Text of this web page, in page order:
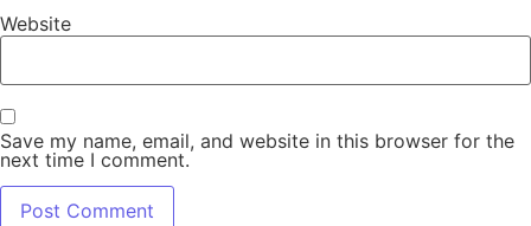
Website
Save my name, email, and website in this browser for the
next time I comment.